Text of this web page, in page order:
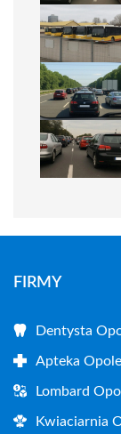
FIRMY
Dentysta
Apteka Opole
Lombard
Kwiaciarnia